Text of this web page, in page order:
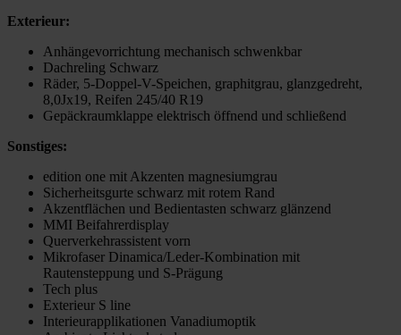
Exterieur:
Anhängevorrichtung mechanisch schwenkbar
Dachreling Schwarz
Räder, 5-Doppel-V-Speichen, graphitgrau, glanzgedreht,
8,0Jx19, Reifen 245/40 R19
Gepäckraumklappe elektrisch öffnend und schließend
Sonstiges:
edition one mit Akzenten magnesiumgrau
Sicherheitsgurte schwarz mit rotem Rand
Akzentflächen und Bedientasten schwarz glänzend
MMI Beifahrerdisplay
Querverkehrassistent vorn
Mikrofaser Dinamica/Leder-Kombination mit
Rautensteppung und S-Prägung
Tech plus
Exterieur S line
Interieurapplikationen Vanadiumoptik